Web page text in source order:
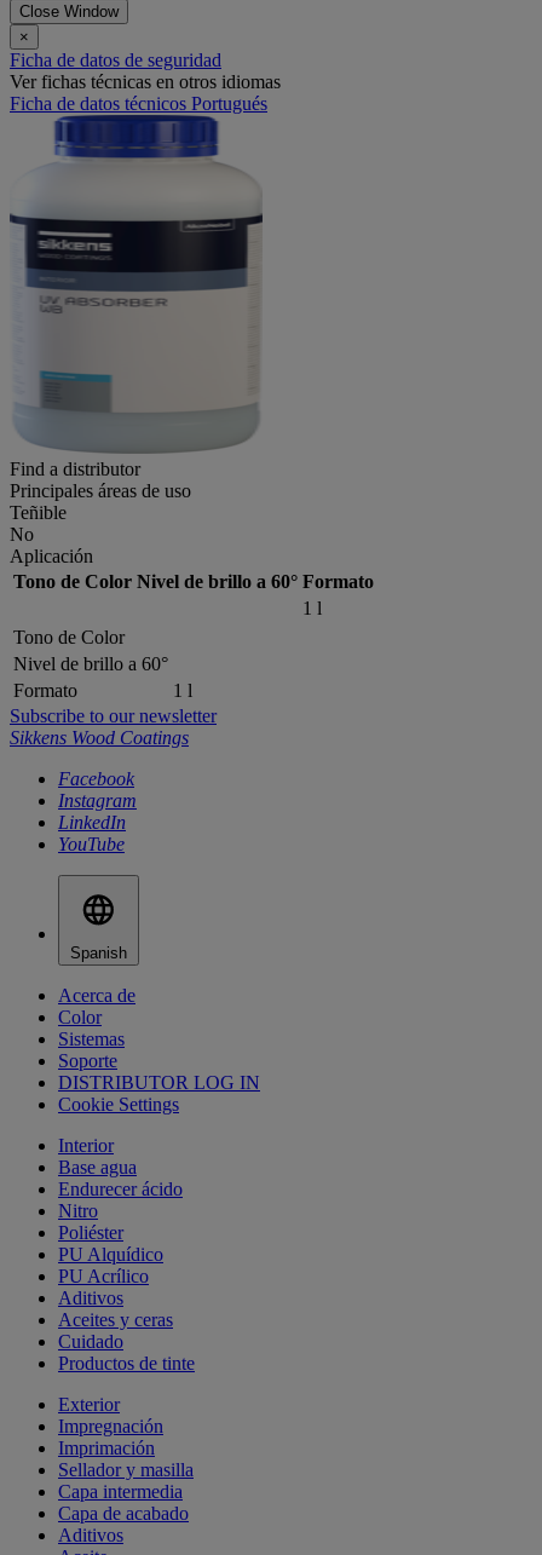
Close Window
×
Ficha de datos de seguridad
Ver fichas técnicas en otros idiomas
Ficha de datos técnicos Portugués
Find a distributor
Principales áreas de uso
Teñible
No
Aplicación
Tono de Color Nivel de brillo a 60° Formato
1 l
Tono de Color
Nivel de brillo a 60°
Formato
1 l
Subscribe to our newsletter
Sikkens Wood Coatings
Facebook
Instagram
LinkedIn
YouTube
Spanish
Acerca de
Color
Sistemas
Soporte
DISTRIBUTOR LOG IN
Cookie Settings
Interior
Base agua
Endurecer ácido
Nitro
Poliéster
PU Alquídico
PU Acrílico
Aditivos
Aceites y ceras
Cuidado
Productos de tinte
Exterior
Impregnación
Imprimación
Sellador y masilla
Capa intermedia
Capa de acabado
Aditivos